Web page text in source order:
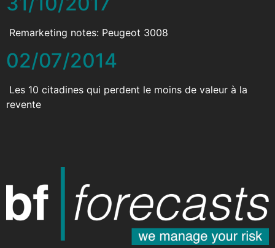
Remarketing notes: Peugeot 3008
02/07/2014
Les 10 citadines qui perdent le moins de valeur à la
revente